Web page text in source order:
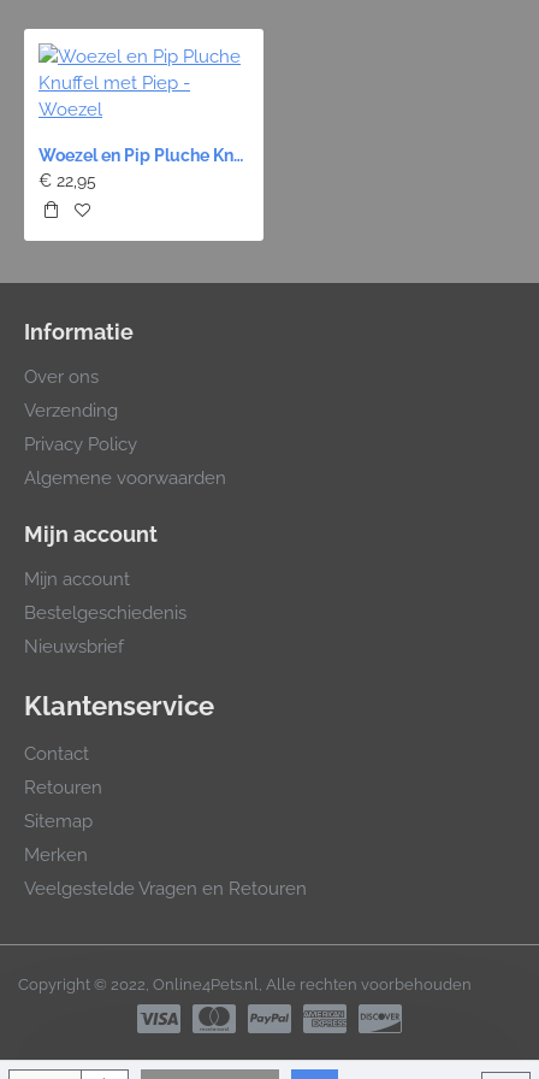
Woezel en Pip Pluche Knuffel met Piep - Woezel
€ 22,95
Informatie
Over ons
Verzending
Privacy Policy
Algemene voorwaarden
Mijn account
Mijn account
Bestelgeschiedenis
Nieuwsbrief
Klantenservice
Contact
Retouren
Sitemap
Merken
Veelgestelde Vragen en Retouren
Copyright © 2022, Online4Pets.nl, Alle rechten voorbehouden